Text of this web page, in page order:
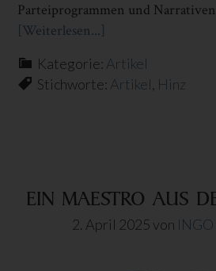
Parteiprogrammen und
[Weiterlesen...]
Plugin
DIE
Kategorie: Artikel
Stichworte: Artikel, Hinz
EIN MAESTRO AUS
2. April 2025von